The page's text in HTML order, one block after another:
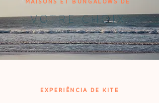
MAISONS ET BUNGALOWS DE
VOTRE CHOIX
EXPERIÊNCIA DE KITE